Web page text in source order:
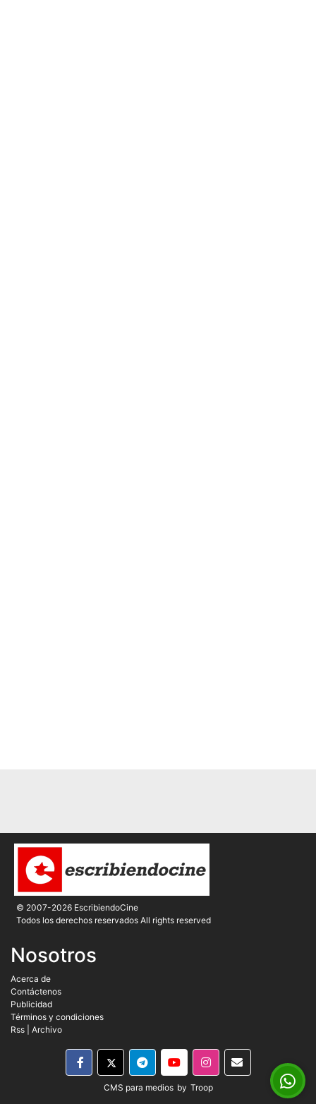
© 2007-2026 EscribiendoCine
Todos los derechos reservados All rights reserved
Nosotros
Acerca de
Contáctenos
Publicidad
Términos y condiciones
Rss
Archivo
CMS para medios by Troop